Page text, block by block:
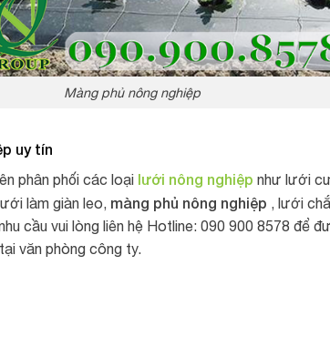
Màng phủ nông nghiệp
uy tín
phân phối các loại lưới nông nghiệp như lưới
làm giàn leo, màng phủ nông nghiệp , lưới
cầu vui lòng liên hệ Hotline: 090 900 8578 để
văn phòng công ty.